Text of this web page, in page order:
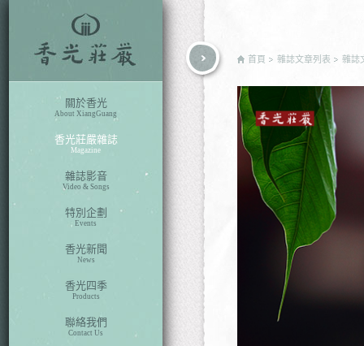
關於香光
About XiangGuang
香光莊嚴雜誌
Magazine
雜誌影音
Video & Songs
特別企劃
Events
香光新聞
News
香光四季
Products
聯絡我們
Contact Us
首頁 雜誌文章列表 雜誌